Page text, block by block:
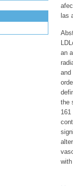
las
an
the